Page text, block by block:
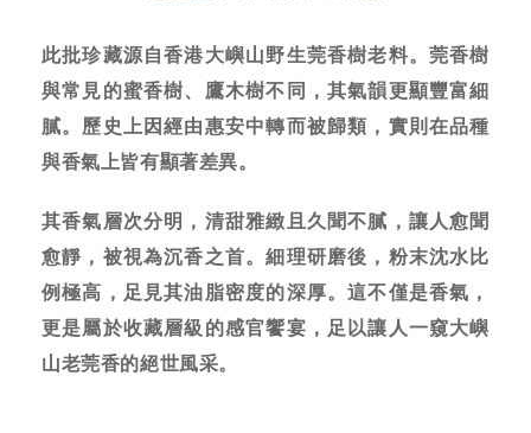
此批珍藏源自香港大嶼山野生莞香樹老料。莞香樹
與常見的蜜香樹、鷹木樹不同，其氣韻更顯豐富細
膩。歷史上因經由惠安中轉而被歸類，實則在品種
與香氣上皆有顯著差異。
其香氣層次分明，清甜雅緻且久聞不膩，讓人愈聞
愈靜，被視為沉香之首。細理研磨後，粉末沈水比
例極高，足見其油脂密度的深厚。這不僅是香氣，
更是屬於收藏層級的感官饗宴，足以讓人一窺大嶼
山老莞香的絕世風采。